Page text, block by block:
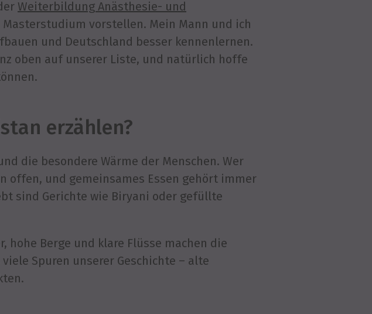
Weiterbildung Anästhesie- und
vorstellen. Mein Mann und ich
und Deutschland besser kennenlernen.
oben auf unserer Liste, und natürlich hoffe
erzählen?
die besondere Wärme der Menschen. Wer
offen, und gemeinsames Essen gehört immer
sind Gerichte wie Biryani oder gefüllte
hohe Berge und klare Flüsse machen die
Spuren unserer Geschichte – alte